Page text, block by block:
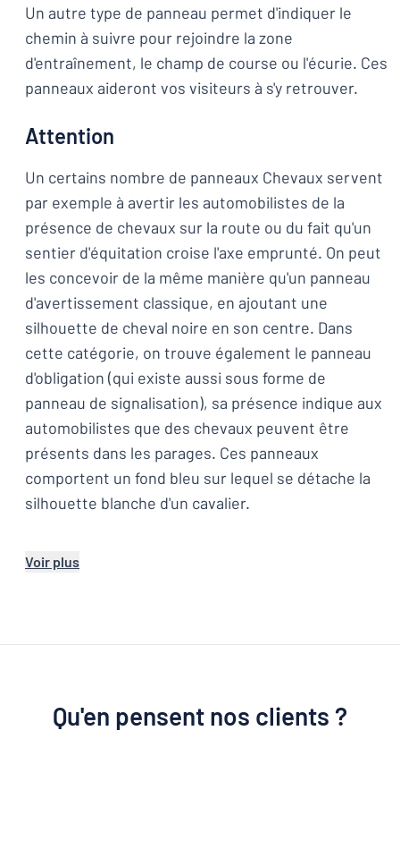
Un autre type de panneau permet d'indiquer le
chemin à suivre pour rejoindre la zone
d'entraînement, le champ de course ou l'écurie. Ces
panneaux aideront vos visiteurs à s'y retrouver.
Attention
Un certains nombre de panneaux Chevaux servent
par exemple à avertir les automobilistes de la
présence de chevaux sur la route ou du fait qu'un
sentier d'équitation croise l'axe emprunté. On peut
les concevoir de la même manière qu'un panneau
d'avertissement classique, en ajoutant une
silhouette de cheval noire en son centre. Dans
cette catégorie, on trouve également le panneau
d'obligation (qui existe aussi sous forme de
panneau de signalisation), sa présence indique aux
automobilistes que des chevaux peuvent être
présents dans les parages. Ces panneaux
comportent un fond bleu sur lequel se détache la
silhouette blanche d'un cavalier.
Voir plus
Qu'en pensent nos clients ?